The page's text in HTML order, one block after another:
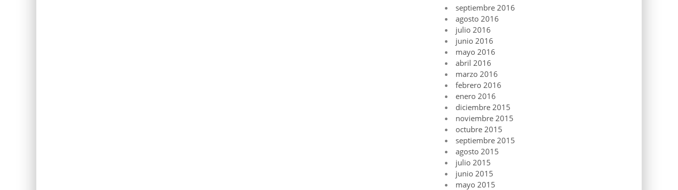
septiembre 2016
agosto 2016
julio 2016
junio 2016
mayo 2016
abril 2016
marzo 2016
febrero 2016
enero 2016
diciembre 2015
noviembre 2015
octubre 2015
septiembre 2015
agosto 2015
julio 2015
junio 2015
mayo 2015